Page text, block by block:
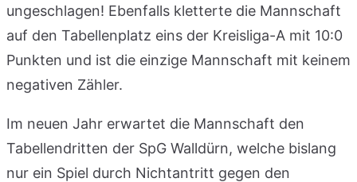
ungeschlagen! Ebenfalls kletterte die Mannschaft
auf den Tabellenplatz eins der Kreisliga-A mit 10:0
Punkten und ist die einzige Mannschaft mit keinem
negativen Zähler.
Im neuen Jahr erwartet die Mannschaft den
Tabellendritten der SpG Walldürn, welche bislang
nur ein Spiel durch Nichtantritt gegen den